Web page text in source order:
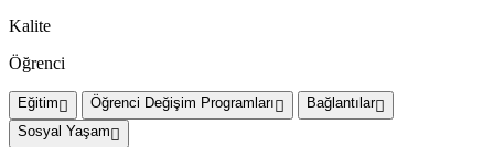
Kalite
Öğrenci
Eğitim Öğrenci Değişim Programları
Bağlantılar
Sosyal Yaşam